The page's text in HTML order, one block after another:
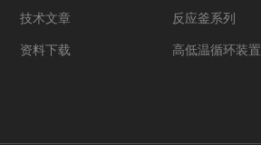
技术文章
资料下载
反应釜系列
高低温循环装置